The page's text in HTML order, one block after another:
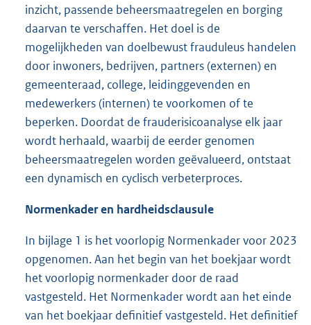
inzicht, passende beheersmaatregelen en borging
daarvan te verschaffen. Het doel is de
mogelijkheden van doelbewust frauduleus handelen
door inwoners, bedrijven, partners (externen) en
gemeenteraad, college, leidinggevenden en
medewerkers (internen) te voorkomen of te
beperken. Doordat de frauderisicoanalyse elk jaar
wordt herhaald, waarbij de eerder genomen
beheersmaatregelen worden geëvalueerd, ontstaat
een dynamisch en cyclisch verbeterproces.
Normenkader en hardheidsclausule
In bijlage 1 is het voorlopig Normenkader voor 2023
opgenomen. Aan het begin van het boekjaar wordt
het voorlopig normenkader door de raad
vastgesteld. Het Normenkader wordt aan het einde
van het boekjaar definitief vastgesteld. Het definitief